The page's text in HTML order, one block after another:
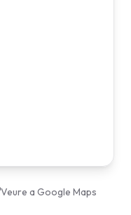
Veure a Google Maps